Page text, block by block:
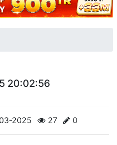
20:02:56
2025 27 0